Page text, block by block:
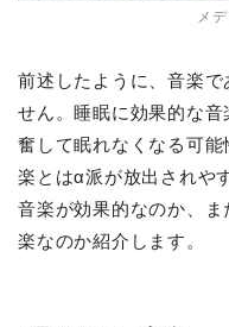
メ
前述したように、音楽
せん。睡眠に効果的な
奮して眠れなくなる可
楽とはα派が放出されや
音楽が効果的なのか、
楽なのか紹介します。